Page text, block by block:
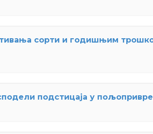
сорти и годишњим
подстицаја у